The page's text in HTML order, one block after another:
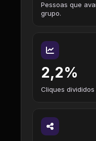
Pessoas que
grupo.
2,2%
Cliques